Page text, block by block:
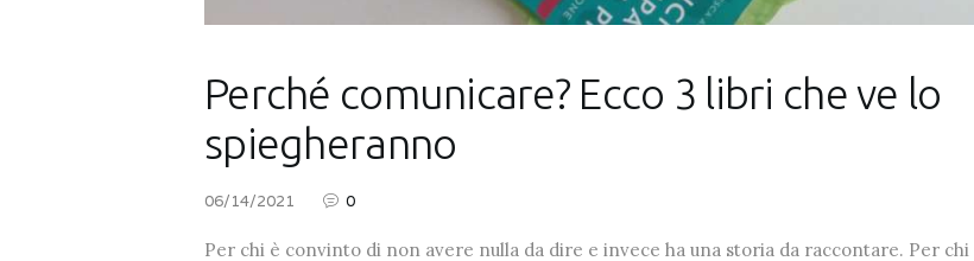
Perché comunicare? Ecco 3 libri che ve lo
spiegheranno
06/14/2021 0
Per chi è convinto di non avere nulla da dire e invece ha una storia da raccontare. Per chi